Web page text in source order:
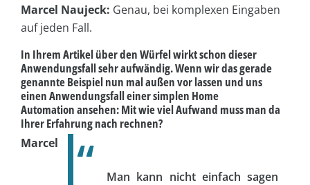
Marcel Naujeck: Genau, bei komplexen Eingaben
auf jeden Fall.
In Ihrem Artikel über den Würfel wirkt schon dieser
Anwendungsfall sehr aufwändig. Wenn wir das gerade
genannte Beispiel nun mal außen vor lassen und uns
einen Anwendungsfall einer simplen Home
Automation ansehen: Mit wie viel Aufwand muss man da
Ihrer Erfahrung nach rechnen?
Man kann nicht einfach sagen
Marcel